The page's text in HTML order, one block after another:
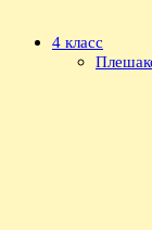
4 класс